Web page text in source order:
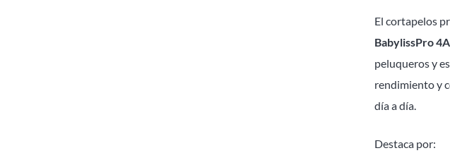
El cortapelos
BabylissPro
peluqueros y
rendimiento y
día a día.
Destaca por: